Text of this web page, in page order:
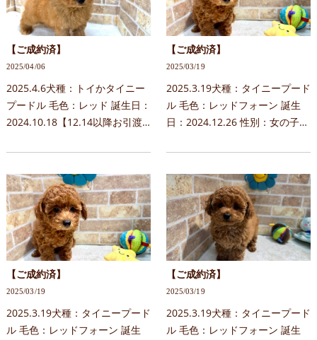
【ご成約済】
2025/04/06
2025.4.6犬種：トイかタイニー
プードル 毛色：レッド 誕生日：
2024.10.18【12.14以降お引渡
ワーフタイプ両親：はな
×Johnny予約についてお問合せ
時には下記内容を記載下さい…
【ご成約済】
2025/03/19
2025.3.19犬種：タイニープード
ル 毛色：レッドフォーン 誕生
日：2024.12.26 性別：女の子特
約についてお問合せ時には下記
内容を記載下さい。＊当日見学
はご希望に添えない…
【ご成約済】
2025/03/19
2025.3.19犬種：タイニープード
ル 毛色：レッドフォーン 誕生
【ご成約済】
2025/03/19
2025.3.19犬種：タイニープード
ル 毛色：レッドフォーン 誕生